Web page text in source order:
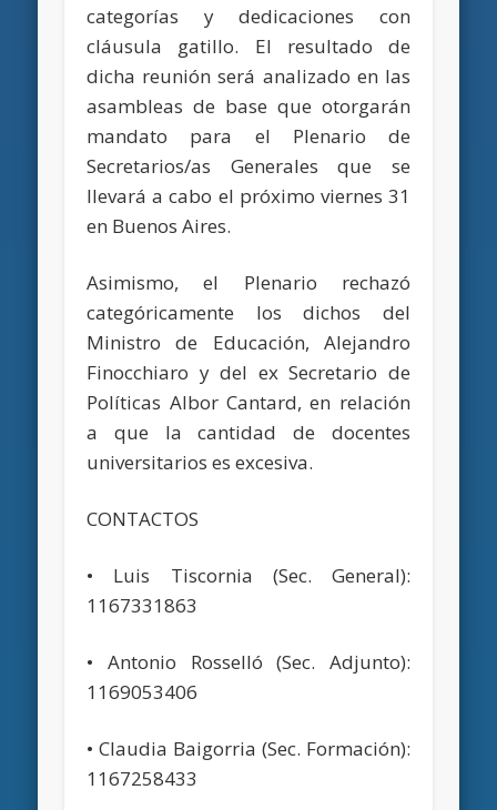
categorías y dedicaciones con
cláusula gatillo. El resultado de
dicha reunión será analizado en las
asambleas de base que otorgarán
mandato para el Plenario de
Secretarios/as Generales que se
llevará a cabo el próximo viernes 31
en Buenos Aires.
Asimismo, el Plenario rechazó
categóricamente los dichos del
Ministro de Educación, Alejandro
Finocchiaro y del ex Secretario de
Políticas Albor Cantard, en relación
a que la cantidad de docentes
universitarios es excesiva.
CONTACTOS
• Luis Tiscornia (Sec. General):
1167331863
• Antonio Rosselló (Sec. Adjunto):
1169053406
• Claudia Baigorria (Sec. Formación):
1167258433